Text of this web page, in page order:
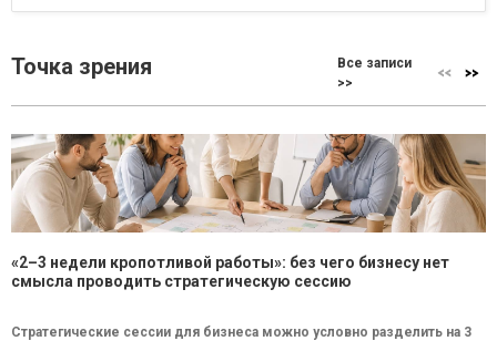
Точка зрения
Все записи
>>
«2–3 недели кропотливой работы»: без чего бизнесу нет
смысла проводить стратегическую сессию
Стратегические сессии для бизнеса можно условно разделить на 3